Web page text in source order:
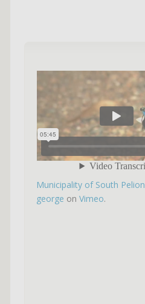
Municipality of South Pelion
george on Vimeo.